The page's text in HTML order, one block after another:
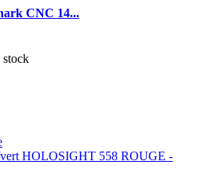
CNC 14...
stock
HOLOSIGHT 558 ROUGE -